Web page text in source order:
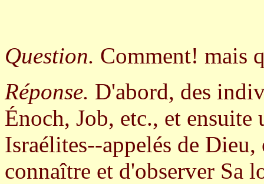
Question. Comment! mais
Réponse. D'abord, des
Énoch, Job, etc., et
Israélites--appelés de
connaître et d'observer Sa